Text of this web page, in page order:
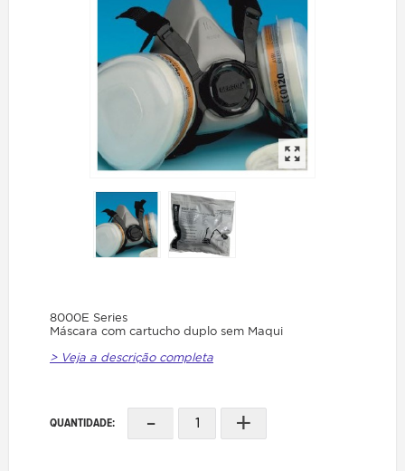
8000E Series
Máscara com cartucho duplo sem Maqui
> Veja a descrição completa
QUANTIDADE: - +